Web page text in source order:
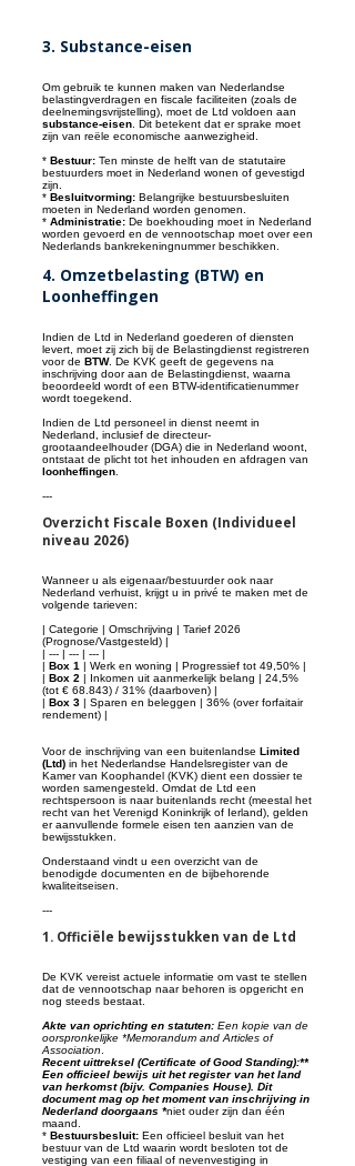
3. Substance-eisen
Om gebruik te kunnen maken van Nederlandse
belastingverdragen en fiscale faciliteiten (zoals de
deelnemingsvrijstelling), moet de Ltd voldoen aan
substance-eisen . Dit betekent dat er sprake moet
zijn van reële economische aanwezigheid.
* Bestuur: Ten minste de helft van de statutaire
bestuurders moet in Nederland wonen of gevestigd
zijn.
* Besluitvorming: Belangrijke bestuursbesluiten
moeten in Nederland worden genomen.
* Administratie: De boekhouding moet in Nederland
worden gevoerd en de vennootschap moet over een
Nederlands bankrekeningnummer beschikken.
4. Omzetbelasting (BTW) en
Loonheffingen
Indien de Ltd in Nederland goederen of diensten
levert, moet zij zich bij de Belastingdienst registreren
voor de BTW. De KVK geeft de gegevens na
inschrijving door aan de Belastingdienst, waarna
beoordeeld wordt of een BTW-identificatienummer
wordt toegekend.
Indien de Ltd personeel in dienst neemt in
Nederland, inclusief de directeur-
grootaandeelhouder (DGA) die in Nederland woont,
ontstaat de plicht tot het inhouden en afdragen van
loonheffingen
---
Overzicht Fiscale Boxen (Individueel
niveau 2026)
Wanneer u als eigenaar/bestuurder ook naar
Nederland verhuist, krijgt u in privé te maken met de
volgende tarieven:
| Categorie | Omschrijving | Tarief 2026
(Prognose/Vastgesteld) |
| --- | --- | --- |
| Box 1 | Werk en woning | Progressief tot 49,50% |
| Box 2 | Inkomen uit aanmerkelijk belang | 24,5%
(tot € 68.843) / 31% (daarboven) |
| Box 3 | Sparen en beleggen | 36% (over forfaitair
rendement) |
Voor de inschrijving van een buitenlandse Limited
(Ltd) in het Nederlandse Handelsregister van de
Kamer van Koophandel (KVK) dient een dossier te
worden samengesteld. Omdat de Ltd een
rechtspersoon is naar buitenlands recht (meestal het
recht van het Verenigd Koninkrijk of Ierland), gelden
er aanvullende formele eisen ten aanzien van de
bewijsstukken.
Onderstaand vindt u een overzicht van de
benodigde documenten en de bijbehorende
kwaliteitseisen.
---
1. Officiële bewijsstukken van de Ltd
De KVK vereist actuele informatie om vast te stellen
dat de vennootschap naar behoren is opgericht en
nog steeds bestaat.
Akte van oprichting en statuten: Een kopie van de
oorspronkelijke *Memorandum and Articles of
Association
Recent uittreksel (Certificate of Good Standing):**
Een officieel bewijs uit het register van het land
van herkomst (bijv. Companies House). Dit
document mag op het moment van inschrijving in
Nederland doorgaans *niet ouder zijn dan één
maand.
* Bestuursbesluit: Een officieel besluit van het
bestuur van de Ltd waarin wordt besloten tot de
vestiging van een filiaal of nevenvestiging in